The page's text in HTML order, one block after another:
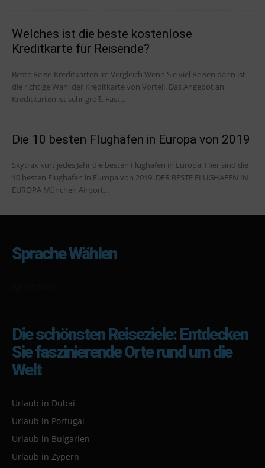
Welches ist die beste kostenlose
Kreditkarte für Reisende?
Beste Reise-Kreditkarten im Vergleich Wenn Sie viel Reisen dann ist
die richtige Wahl der Kreditkarte von Vorteil. Das Angebot an
Kreditkarten ist sehr groß. Fast...
Die 10 besten Flughäfen in Europa von 2019
Skytrax kürt jedes Jahr die besten Flughäfen in Europa. Hier sind die
10 besten Flughäfen in Europa von 2019. DER BESTE FLUGHAFEN IN
EUROPA München Airport...
Sprache Wählen
Die schönsten Reiseziele: Entdecken
Sie faszinierende Orte rund um die
Welt
Urlaub in Dubai
Urlaub in Portugal
Urlaub in Bulgarien
Urlaub in Zypern